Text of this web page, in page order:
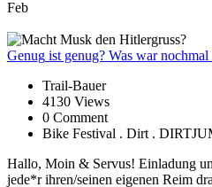
Feb
Genug ist genug? Was war
Trail-Bauer
4130 Views
0 Comment
Bike Festival . Dirt .
Hallo, Moin & Servus! Einladung
jede*r ihren/seinen eigenen Reim